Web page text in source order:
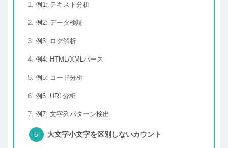
例1: テキスト分析
例2: データ検証
例3: ログ解析
例4: HTML/XMLパース
例5: コード分析
例6: URL分析
例7: 文字列パターン検出
大文字小文字を区別しないカウント